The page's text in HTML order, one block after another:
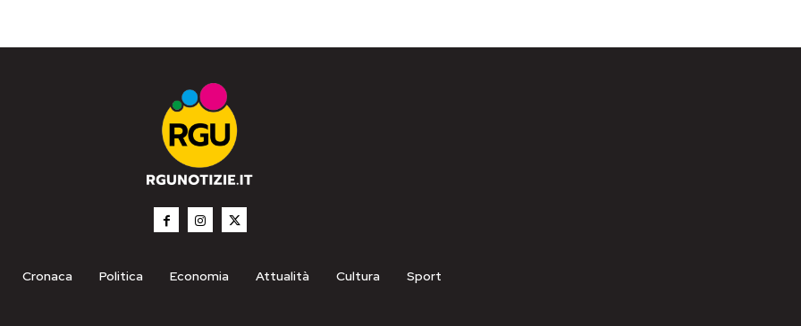
Cronaca Politica Economia Attualità Cultura Sport